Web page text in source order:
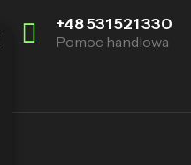
+48 531 521 330
Pomoc handlowa